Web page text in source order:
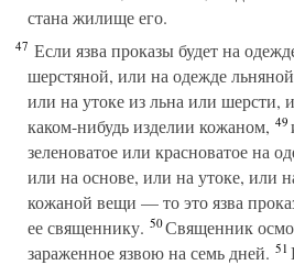
стана жилище его.
47 Если язва проказы будет на
шерстяной, или на одежде
или на утоке из льна или шерсти,
каком-нибудь изделии кожаном, 49
зеленоватое или красноватое на
или на основе, или на утоке, или
кожаной вещи — то это язва
ее священнику. 50Священник
зараженное язвою на семь дней. 51